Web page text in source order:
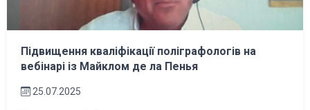
Підвищення кваліфікації поліграфологів на
вебінарі із Майклом де ла Пенья
25.07.2025